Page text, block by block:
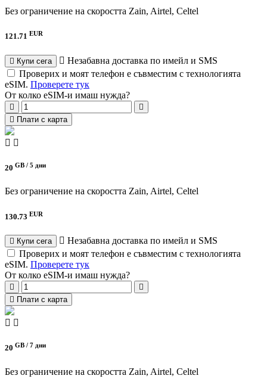
Без ограничение на скоростта Zain, Airtel, Celtel
121.71 EUR
Купи сега
Незабавна доставка по имейл и SMS
Проверих и моят телефон е съвместим с технологията
eSIM. Проверете тук
От колко eSIM-и имаш нужда?
Плати с карта
20 GB / 5 дни
Без ограничение на скоростта Zain, Airtel, Celtel
130.73 EUR
Купи сега
Незабавна доставка по имейл и SMS
Проверих и моят телефон е съвместим с технологията
eSIM. Проверете тук
От колко eSIM-и имаш нужда?
Плати с карта
20 GB / 7 дни
Без ограничение на скоростта Zain, Airtel, Celtel